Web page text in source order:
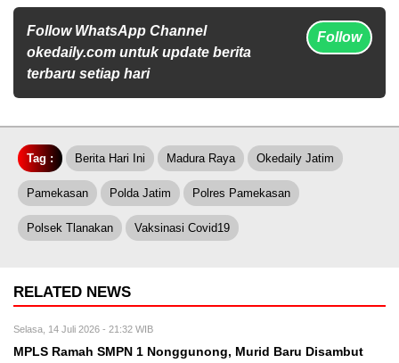
Follow WhatsApp Channel
okedaily.com untuk update berita
terbaru setiap hari
Follow
Tag : Berita Hari Ini Madura Raya Okedaily Jatim
Pamekasan Polda Jatim Polres Pamekasan
Polsek Tlanakan Vaksinasi Covid19
RELATED NEWS
Selasa, 14 Juli 2026 - 21:32 WIB
MPLS Ramah SMPN 1 Nonggunong, Murid Baru Disambut